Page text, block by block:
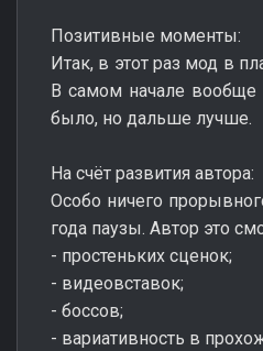
Позитивные моменты:
Итак, в этот раз мод в
В самом начале вообще
было, но дальше лучше.
На счёт развития автора:
Особо ничего
года паузы. Автор это
- простеньких сценок;
- видеовставок;
- боссов;
- вариативность в